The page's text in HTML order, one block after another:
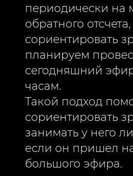
периодически на
обратного
сориентировать
планируем
сегодняшний
часам.
Такой подход
сориентировать
занимать у него
если он пришел
большого эфира.